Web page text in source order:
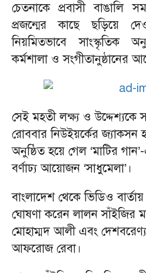
চেতনাকে প্রবাসী বাঙালি
প্রজন্মের কাছে ছড়িয়ে
নিয়মিতভাবে সাংস্কৃতিক
কর্মশালা ও সংগীতানুষ্ঠানের
সেই মহতী লক্ষ্য ও
রোববার নিউইয়র্কের জ্যাকসন
অনুষ্ঠিত হয়ে গেল ‘মাটির
বর্ণাঢ্য আয়োজন ‘সাধুমেলা’।
বাংলাদেশ থেকে ভিডিও
ঘোষণা করেন লালন সাঁইজির
মোহাম্মদ আলী এবং
আফরোজ রেবা।